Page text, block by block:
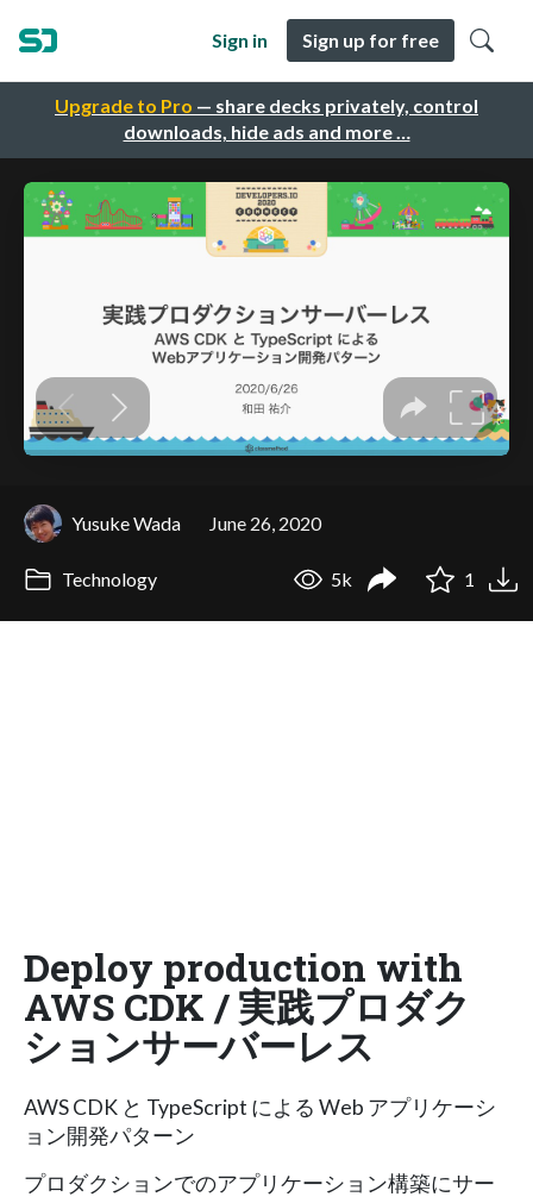
Upgrade to Pro — share decks privately, control
downloads, hide ads and more …
Sign in Sign up for free
Yusuke Wada June 26, 2020
Technology 5k 1
Deploy production with
AWS CDK / 実践プロダク
ションサーバーレス
AWS CDK と TypeScript による Web アプリケーシ
ョン開発パターン
プロダクションでのアプリケーション構築にサー